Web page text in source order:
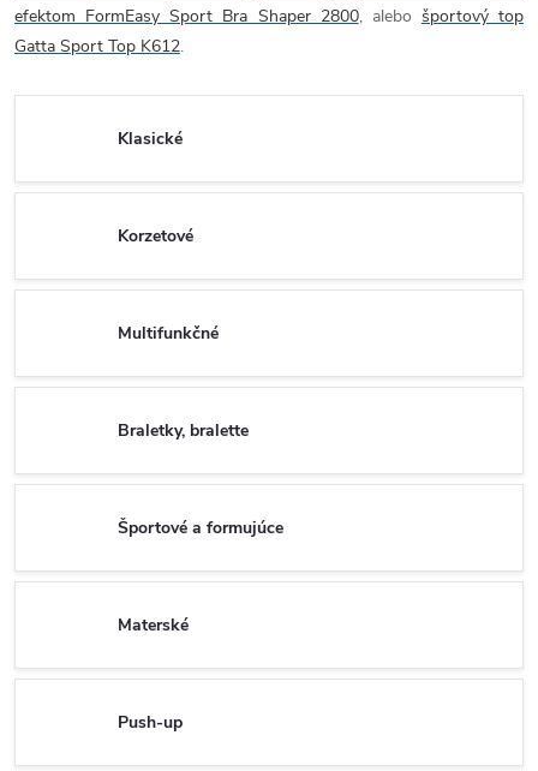
efektom FormEasy Sport Bra Shaper 2800, alebo športový top
Gatta Sport Top K612.
Klasické
Korzetové
Multifunkčné
Braletky, bralette
Športové a formujúce
Materské
Push-up